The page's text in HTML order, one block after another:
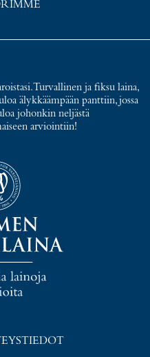
Turvallinen ja fiksu laina,
älykkäämpään panttiin, jossa
johonkin neljästä
arviointiin!